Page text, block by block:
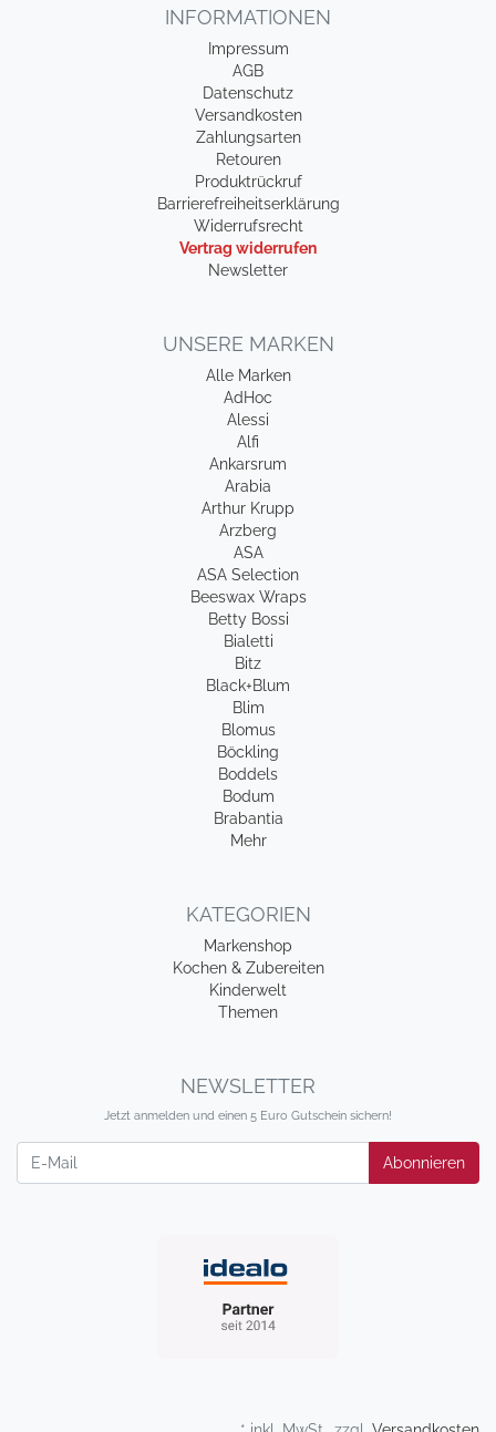
INFORMATIONEN
Impressum
AGB
Datenschutz
Versandkosten
Zahlungsarten
Retouren
Produktrückruf
Barrierefreiheitserklärung
Widerrufsrecht
Vertrag widerrufen
Newsletter
UNSERE MARKEN
Alle Marken
AdHoc
Alessi
Alfi
Ankarsrum
Arabia
Arthur Krupp
Arzberg
ASA
ASA Selection
Beeswax Wraps
Betty Bossi
Bialetti
Bitz
Black+Blum
Blim
Blomus
Böckling
Boddels
Bodum
Brabantia
Mehr
KATEGORIEN
Markenshop
Kochen & Zubereiten
Kinderwelt
Themen
NEWSLETTER
Jetzt anmelden und einen 5 Euro Gutschein sichern!
Abonnieren